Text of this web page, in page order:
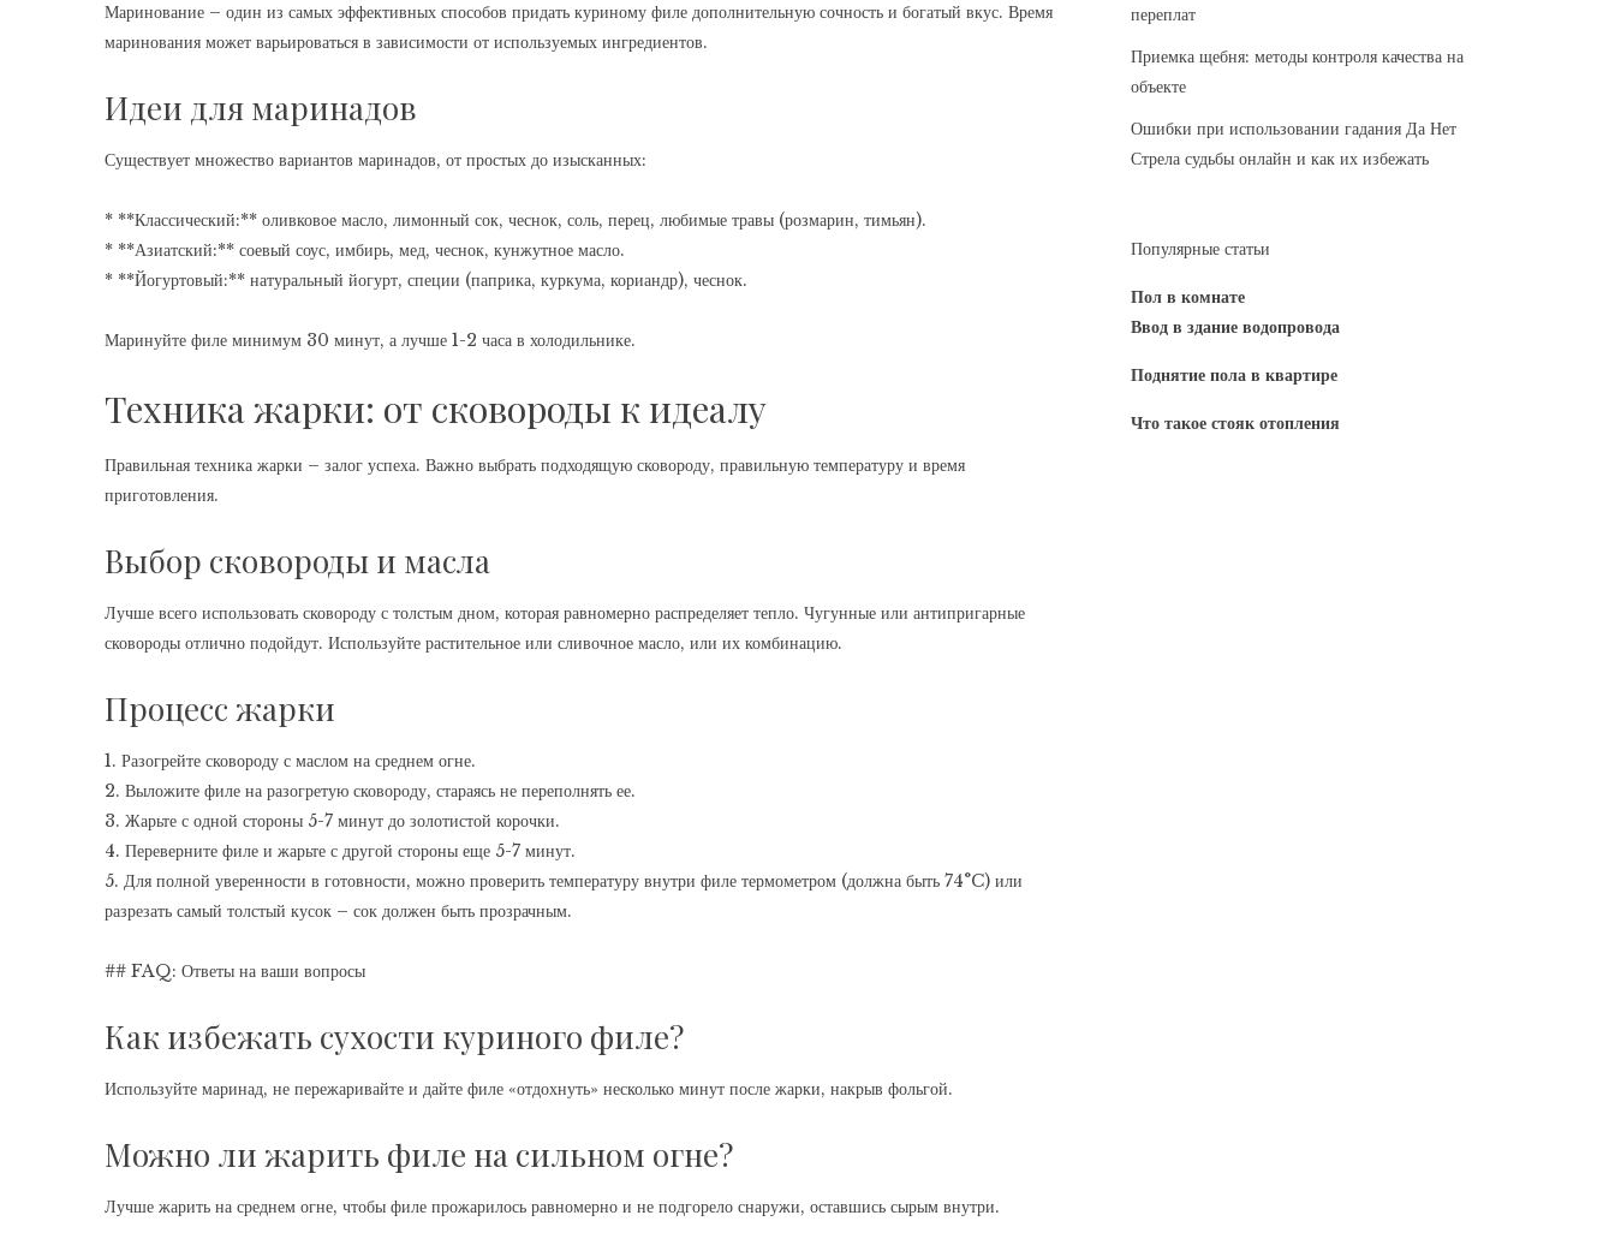
Маринование – один из самых эффективных способов придать куриному филе дополнительную сочность и богатый вкус. Время
маринования может варьироваться в зависимости от используемых ингредиентов.
Идеи для маринадов
Существует множество вариантов маринадов, от простых до изысканных:
* **Классический:** оливковое масло, лимонный сок, чеснок, соль, перец, любимые травы (розмарин, тимьян).
* **Азиатский:** соевый соус, имбирь, мед, чеснок, кунжутное масло.
* **Йогуртовый:** натуральный йогурт, специи (паприка, куркума, кориандр), чеснок.
Маринуйте филе минимум 30 минут, а лучше 1-2 часа в холодильнике.
Техника жарки: от сковороды к идеалу
Правильная техника жарки – залог успеха. Важно выбрать подходящую сковороду, правильную температуру и время
приготовления.
Выбор сковороды и масла
Лучше всего использовать сковороду с толстым дном, которая равномерно распределяет тепло. Чугунные или антипригарные
сковороды отлично подойдут. Используйте растительное или сливочное масло, или их комбинацию.
Процесс жарки
1. Разогрейте сковороду с маслом на среднем огне.
2. Выложите филе на разогретую сковороду, стараясь не переполнять ее.
3. Жарьте с одной стороны 5-7 минут до золотистой корочки.
4. Переверните филе и жарьте с другой стороны еще 5-7 минут.
5. Для полной уверенности в готовности, можно проверить температуру внутри филе термометром (должна быть 74°C) или
разрезать самый толстый кусок – сок должен быть прозрачным.
## FAQ: Ответы на ваши вопросы
Как избежать сухости куриного филе?
Используйте маринад, не пережаривайте и дайте филе «отдохнуть» несколько минут после жарки, накрыв фольгой.
Можно ли жарить филе на сильном огне?
Лучше жарить на среднем огне, чтобы филе прожарилось равномерно и не подгорело снаружи, оставшись сырым внутри.
переплат
Приемка щебня: методы контроля качества на
объекте
Ошибки при использовании гадания Да Нет
Стрела судьбы онлайн и как их избежать
Популярные статьи
Пол в комнате
Ввод в здание водопровода
Поднятие пола в квартире
Что такое стояк отопления